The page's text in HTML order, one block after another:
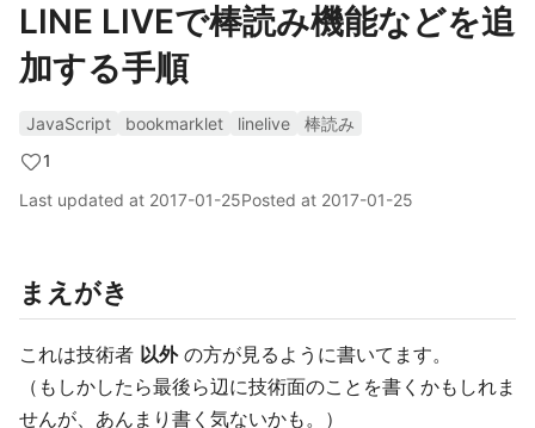
LINE LIVEで棒読み機能などを追
加する手順
JavaScript bookmarklet linelive
棒読み
1
Last updated at 2017-01-25Posted at 2017-01-25
まえがき
これは技術者 以外の方が見るように書いてます。
（もしかしたら最後ら辺に技術面のことを書くかもしれま
せんが、あんまり書く気ないかも。）